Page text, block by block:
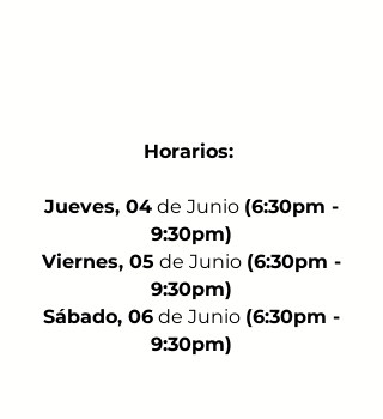
Horarios:
Jueves, 04 de Junio (6:30pm -
9:30pm)
Viernes, 05 de Junio (6:30pm -
9:30pm)
Sábado, 06 de Junio (6:30pm -
9:30pm)